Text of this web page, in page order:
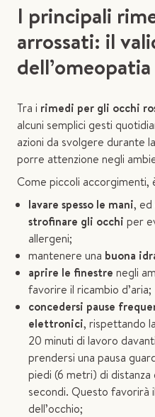
I principali
arrossati: il
dell’omeopatia
Tra i rimedi per gli occhi
alcuni semplici gesti
azioni da svolgere durante
porre attenzione negli
Come piccoli
lavare spesso le mani, ed
strofinare gli occhi per
allergeni;
mantenere una buona
aprire le finestre negli
favorire il ricambio d’aria;
concedersi pause
elettronici, rispettando
20 minuti di lavoro
prendersi una pausa
piedi (6 metri) di
secondi. Questo favorirà
dell’occhio;